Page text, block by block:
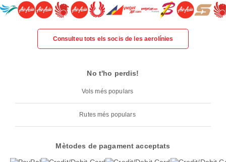
Consulteu tots els socis de les aerolínies
No t'ho perdis!
Vols més populars
Rutes més populars
Mètodes de pagament acceptats